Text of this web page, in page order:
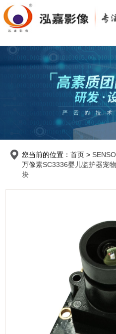
您当前的位置： 首页 >
万像素SC3336婴儿监护器宠
块